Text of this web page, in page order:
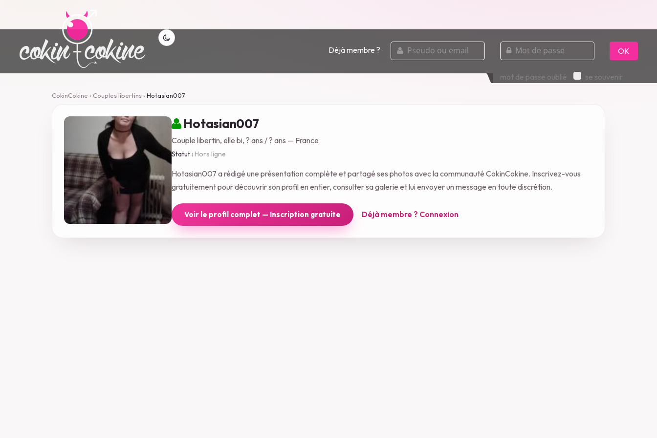
Déjà membre ?
pseudo
ou
email
mot
de
passe
OK
mot de passe oublié se souvenir
CokinCokine › Couples libertins› Hotasian007
Hotasian007
Couple libertin, elle bi, ? ans / ? ans — France
Statut : Hors ligne
Hotasian007 a rédigé une présentation complète et partagé ses photos avec la communauté CokinCokine. Inscrivez-vous
gratuitement pour découvrir son profil en entier, consulter sa galerie et lui envoyer un message en toute discrétion.
Voir le profil complet — Inscription gratuite Déjà membre ? Connexion